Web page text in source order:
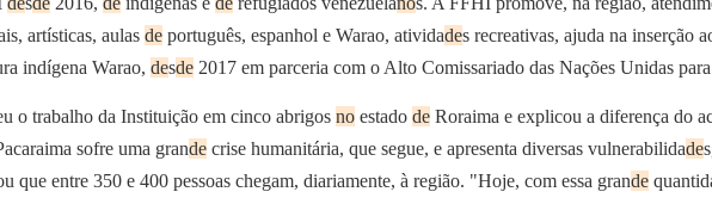
artísticas, aulas de português, espanhol e Warao, atividades recreativas, ajuda na inserção
indígena Warao, desde 2017 em parceria com o Alto Comissariado das Nações Unidas
o trabalho da Instituição em cinco abrigos no estado de Roraima e explicou a diferença do
sofre uma grande crise humanitária, que segue, e apresenta diversas vulnerabilidade
que entre 350 e 400 pessoas chegam, diariamente, à região. "Hoje, com essa grande